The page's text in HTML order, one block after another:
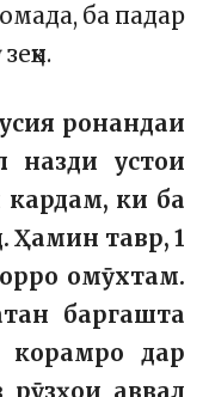
омада, ба падар
ронандаи
назди устои
ки ба
Ҳамин тавр, 1
омӯхтам.
баргашта
дар
аввал